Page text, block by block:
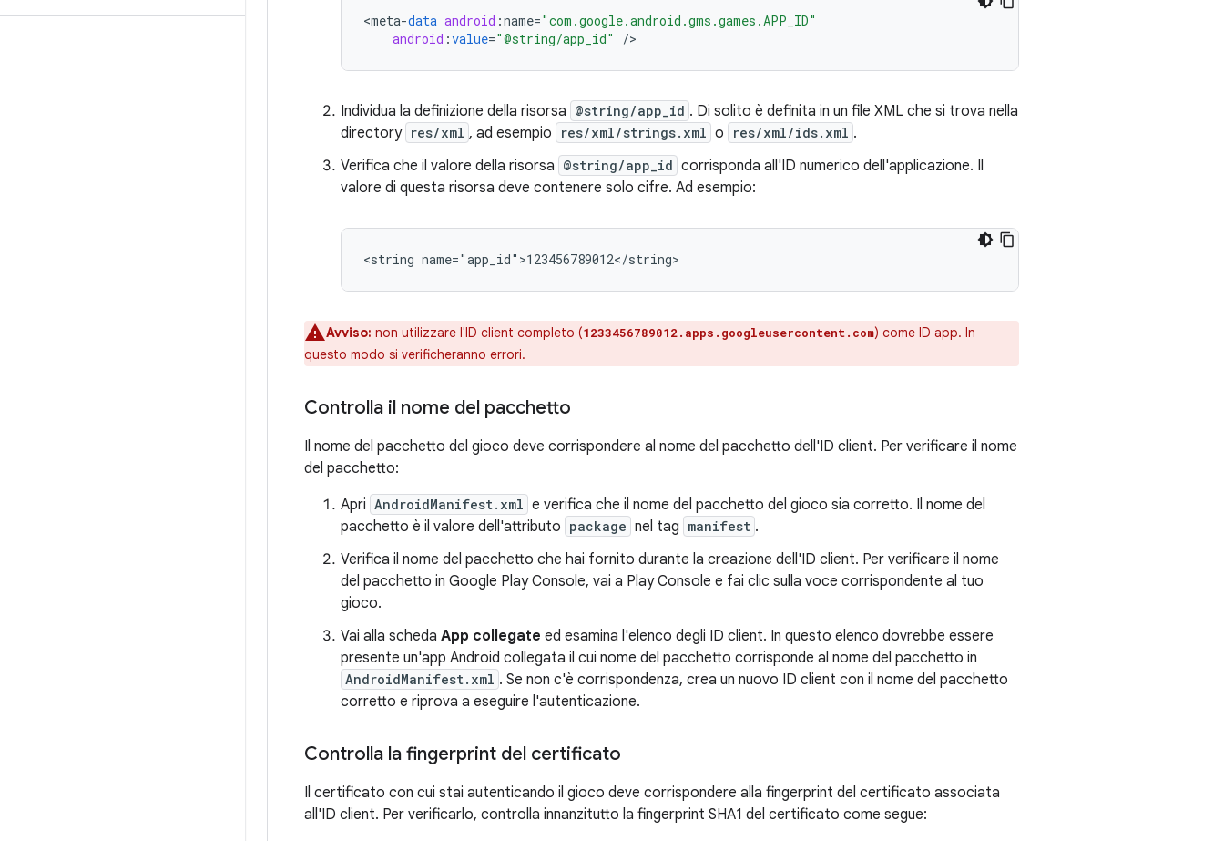
<meta-data android :name="com.google.android.gms.games.APP_ID"
android :value="@string/app_id" /
Individua la definizione della risorsa @string/app_id . Di solito è definita in un file XML che si trova nella
directory res/xml , ad esempio res/xml/strings.xml o res/xml/ids.xml .
Verifica che il valore della risorsa @string/app_id corrisponda all'ID numerico dell'applicazione. Il
valore di questa risorsa deve contenere solo cifre. Ad esempio:
Avviso: non utilizzare l'ID client completo (1233456789012.apps.googleusercontent.com) come ID app. In
questo modo si verificheranno errori.
Controlla il nome del pacchetto
Il nome del pacchetto del gioco deve corrispondere al nome del pacchetto dell'ID client. Per verificare il nome
del pacchetto:
Apri AndroidManifest.xml e verifica che il nome del pacchetto del gioco sia corretto. Il nome del
pacchetto è il valore dell'attributo package nel tag manifest .
Verifica il nome del pacchetto che hai fornito durante la creazione dell'ID client. Per verificare il nome
del pacchetto in Google Play Console, vai a Play Console e fai clic sulla voce corrispondente al tuo
gioco.
Vai alla scheda App collegate ed esamina l'elenco degli ID client. In questo elenco dovrebbe essere
presente un'app Android collegata il cui nome del pacchetto corrisponde al nome del pacchetto in
AndroidManifest.xml . Se non c'è corrispondenza, crea un nuovo ID client con il nome del pacchetto
corretto e riprova a eseguire l'autenticazione.
Controlla la fingerprint del certificato
Il certificato con cui stai autenticando il gioco deve corrispondere alla fingerprint del certificato associata
all'ID client. Per verificarlo, controlla innanzitutto la fingerprint SHA1 del certificato come segue: